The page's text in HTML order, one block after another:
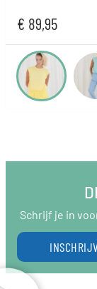
€ 89,95
Schrijf je in